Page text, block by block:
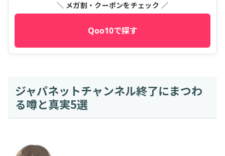
＼ メガ割・クーポンをチェック ／
Qoo10で探す
ジャパネットチャンネル終了にまつわ
る噂と真実5選